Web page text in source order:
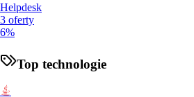
Helpdesk
3 oferty
6%
Top technologie